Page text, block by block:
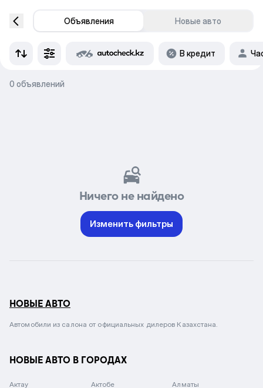
Объявления Новые авто
В кредит
0 объявлений
Ничего не найдено
Изменить фильтры
НОВЫЕ АВТО
Автомобили из салона от официальных дилеров Казахстана.
НОВЫЕ АВТО В ГОРОДАХ
Актау Актобе Алматы